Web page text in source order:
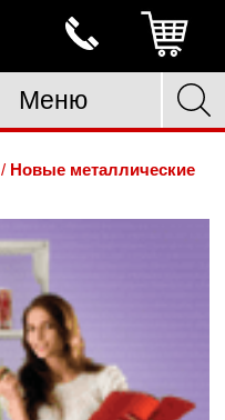
Меню
/ Новые металлические